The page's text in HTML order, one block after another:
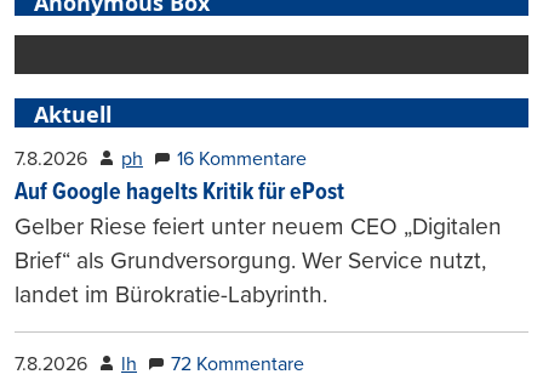
Aktuell
7.8.2026 ph 16 Kommentare
Auf Google hagelts Kritik für ePost
Gelber Riese feiert unter neuem CEO „Digitalen
Brief“ als Grundversorgung. Wer Service nutzt,
landet im Bürokratie-Labyrinth.
7.8.2026 lh 72 Kommentare